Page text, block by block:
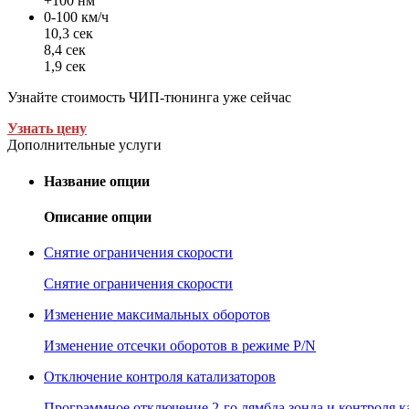
0-100 км/ч
10,3 сек
8,4 сек
1,9 сек
Узнайте стоимость ЧИП-тюнинга уже сейчас
Узнать цену
Дополнительные услуги
Название опции
Описание опции
Снятие ограничения скорости
Снятие ограничения скорости
Изменение максимальных оборотов
Изменение отсечки оборотов в режиме P/N
Отключение контроля катализаторов